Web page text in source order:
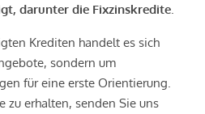
darunter die Fixzinskredite
Krediten handelt es sich
sondern um
für eine erste Orientierung.
zu erhalten, senden Sie uns